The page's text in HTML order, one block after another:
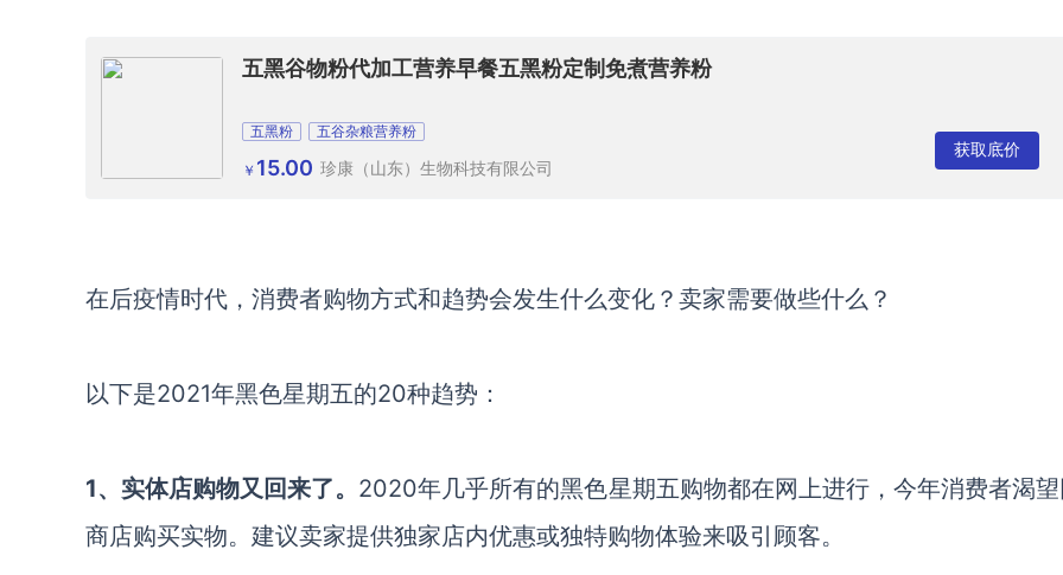
五黑谷物粉代加工营养早餐五黑粉定制免煮营养粉
五黑粉 五谷杂粮营养粉
￥ 15.00 珍康（山东）生物科技有限公司
获取底价
在后疫情时代，消费者购物方式和趋势会发生什么变化？卖家需要做些什么？
以下是2021年黑色星期五的20种趋势：
1、实体店购物又回来了。 2020年几乎所有的黑色星期五购物都在网上进行，今年消费者渴
商店购买实物。建议卖家提供独家店内优惠或独特购物体验来吸引顾客。